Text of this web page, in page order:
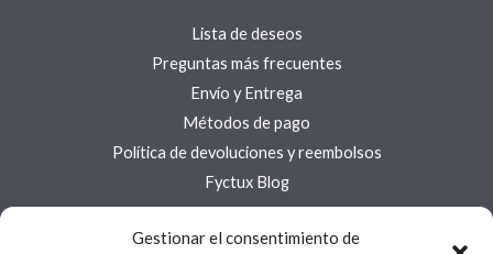
Gestionar el consentimiento de
Lista de deseos
Preguntas más frecuentes
Envío y Entrega
Métodos de pago
Política de devoluciones y reembolsos
Fyctux Blog
Acerca de Fyctux